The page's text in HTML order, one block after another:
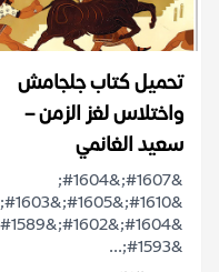
تحميل كتاب جلجامش
واختلاس لغز الزمن –
سعيد الغانمي
&#1607;&#1604;
&#1593;...